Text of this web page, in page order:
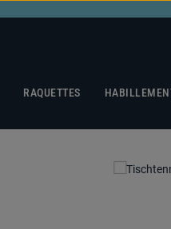
RAQUETTES